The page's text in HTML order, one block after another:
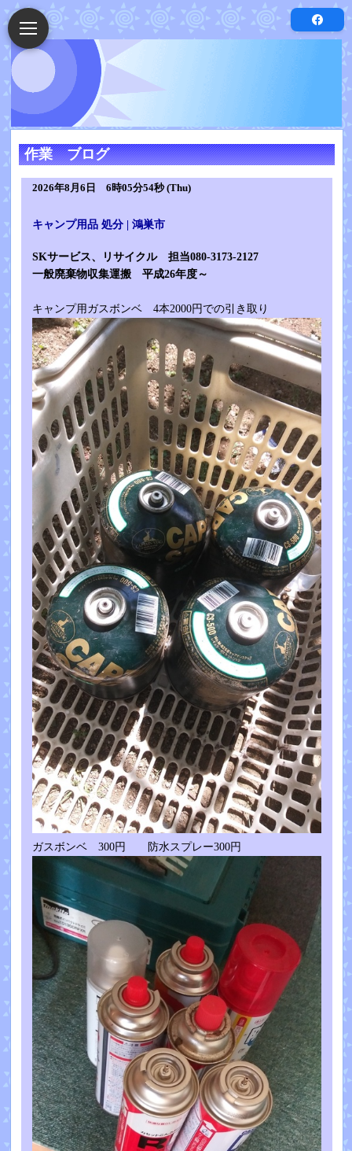
作業 ブログ
2026年8月6日 6時05分54秒 (Thu)
キャンプ用品 処分 | 鴻巣市
SKサービス、リサイクル 担当080-3173-2127
一般廃棄物収集運搬 平成26年度～
キャンプ用ガスボンベ 4本2000円での引き取り
ガスボンベ 300円 防水スプレー300円